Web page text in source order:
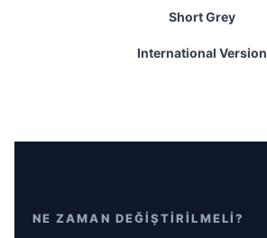
Short Grey
International Version
NE ZAMAN DEĞİŞTİRİLMELİ?